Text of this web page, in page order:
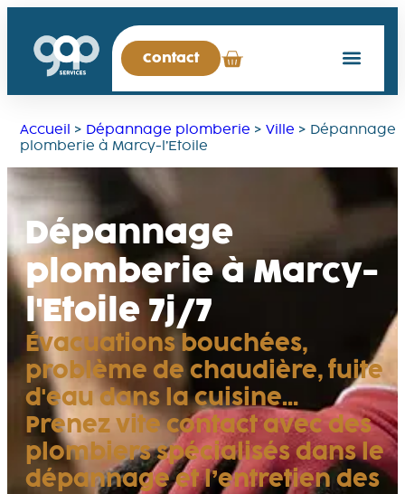
Contact
Accueil > Dépannage plomberie > Ville > Dépannage
plomberie à Marcy-l’Etoile
Dépannage
plomberie à Marcy-
l'Etoile 7j/7
Évacuations bouchées,
problème de chaudière, fuite
d'eau dans la cuisine…
Prenez vite contact avec des
plombiers spécialisés dans le
dépannage et l’entretien des